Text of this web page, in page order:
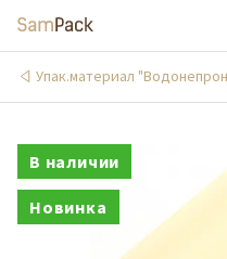
Упак.материал
В наличии
Новинка